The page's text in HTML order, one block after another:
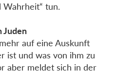
Wahrheit“ tun.
Juden
auf eine Auskunft
ist und was von ihm zu
aber meldet sich in der